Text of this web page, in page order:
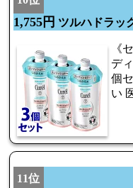
1,755円 ツルハドラッ
《
デ
個
い
11位